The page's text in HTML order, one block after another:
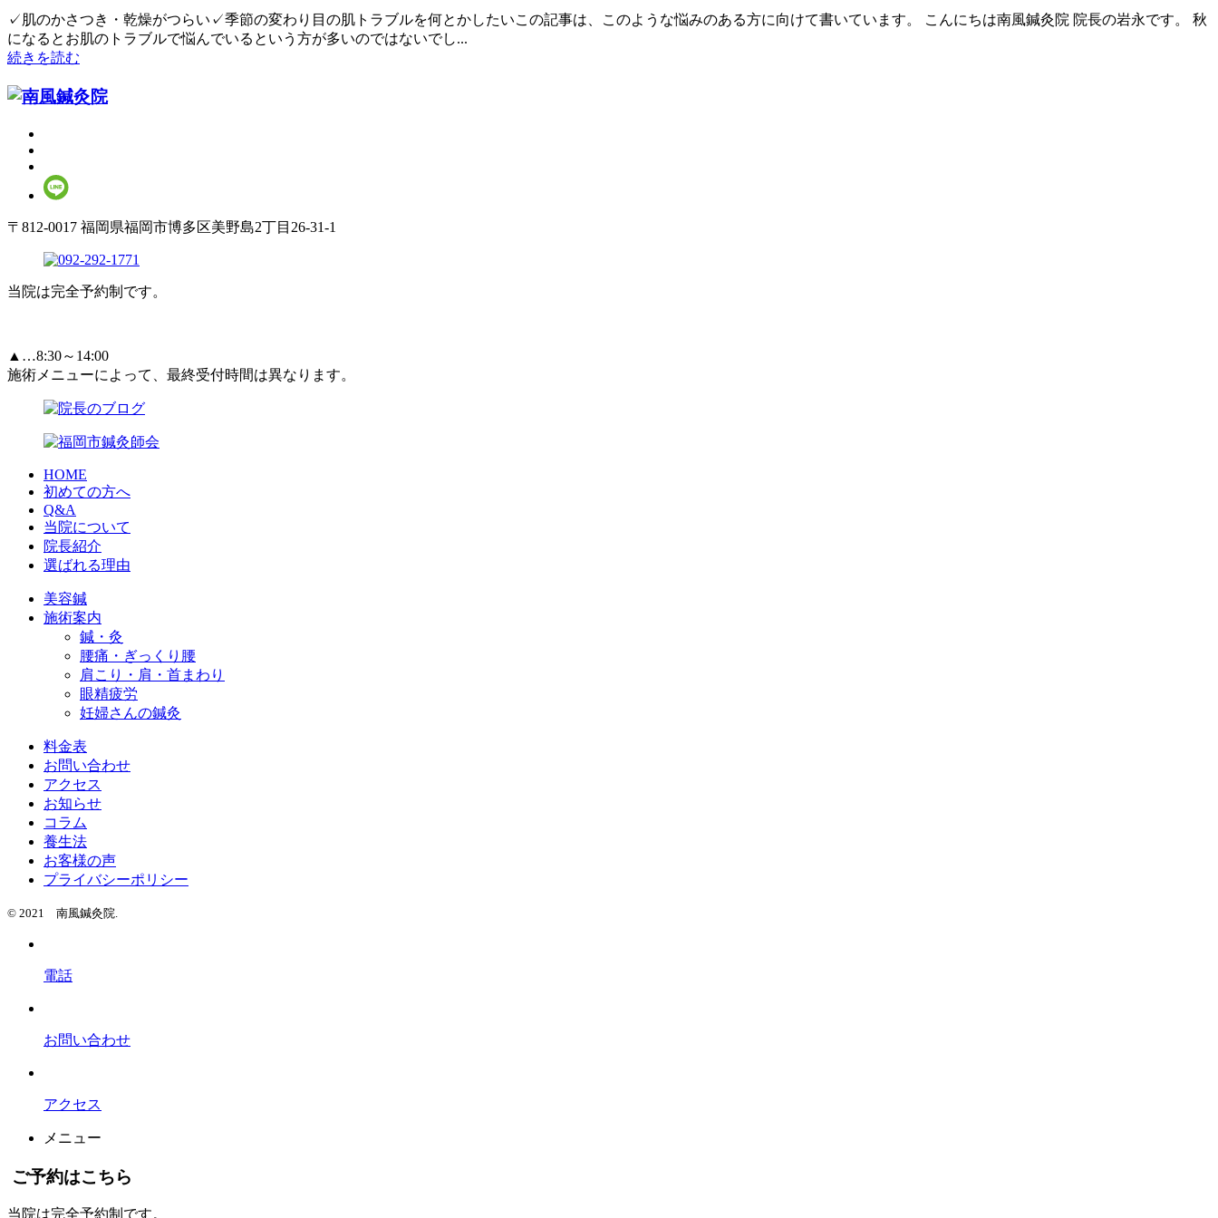
✓肌のかさつき・乾燥がつらい✓季節の変わり目の肌トラブルを何とかしたいこの記事は、このような悩みのある方に向けて書いています。 こんにちは南風鍼灸院 院長の岩永です。 秋
になるとお肌のトラブルで悩んでいるという方が多いのではないでし...
続きを読む
〒812-0017 福岡県福岡市博多区美野島2丁目26-31-1
当院は完全予約制です。
▲…8:30～14:00
施術メニューによって、最終受付時間は異なります。
HOME
初めての方へ
Q&A
当院について
院長紹介
選ばれる理由
美容鍼
施術案内
鍼・灸
腰痛・ぎっくり腰
肩こり・肩・首まわり
眼精疲労
妊婦さんの鍼灸
料金表
お問い合わせ
アクセス
お知らせ
コラム
養生法
お客様の声
プライバシーポリシー
© 2021 南風鍼灸院.
電話
お問い合わせ
アクセス
メニュー
ご予約はこちら
当院は完全予約制です。